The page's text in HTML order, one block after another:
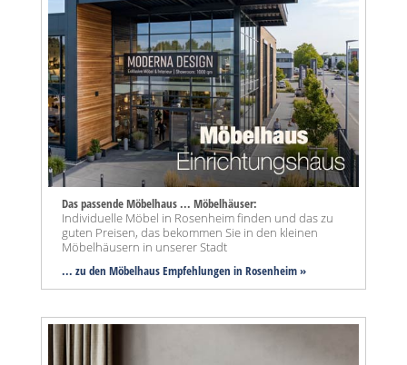
Das passende Möbelhaus ... Möbelhäuser:
Individuelle Möbel in Rosenheim finden und das zu
guten Preisen, das bekommen Sie in den kleinen
Möbelhäusern in unserer Stadt
... zu den Möbelhaus Empfehlungen in Rosenheim »